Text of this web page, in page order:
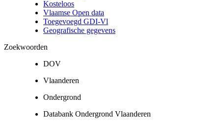
Kosteloos
Vlaamse Open data
Toegevoegd GDI-Vl
Geografische gegevens
Zoekwoorden
DOV
Vlaanderen
Ondergrond
Databank Ondergrond Vlaanderen